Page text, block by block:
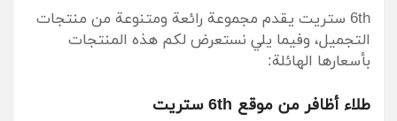
6th ستريت يقدم مجموعة رائعة ومتنوعة من منتجات
التجميل، وفيما يلي نستعرض لكم هذه المنتجات
بأسعارها الهائلة:
طلاء أظافر من موقع 6th ستريت